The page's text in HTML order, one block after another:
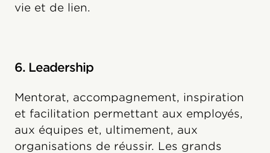
vie et de lien.
6. Leadership
Mentorat, accompagnement, inspiration
et facilitation permettant aux employés,
aux équipes et, ultimement, aux
organisations de réussir. Les grands